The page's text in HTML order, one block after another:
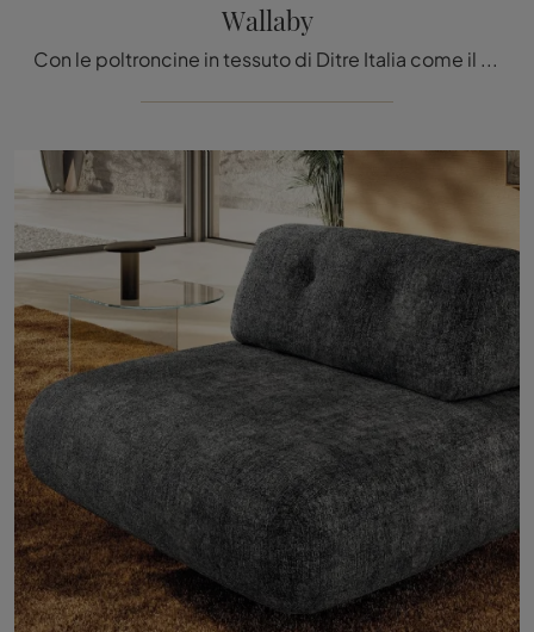
Wallaby
Con le poltroncine in tessuto di Ditre Italia come il modello Wallaby potrai completare il tuo progetto d'arredo.